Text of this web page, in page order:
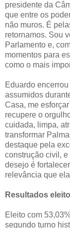
presidente da
que entre os
não muros. É
retornamos. Sou
Parlamento e,
momentos para
como o mais
Eduardo
assumidos
Casa, me
recupere o
cuidada, limpa,
transformar
destaque pela
construção civil,
desejo é
relevância que
Resultados
Eleito com
segundo turno